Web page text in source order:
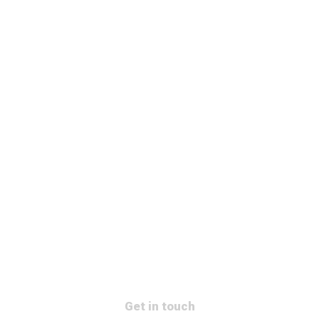
Get in touch